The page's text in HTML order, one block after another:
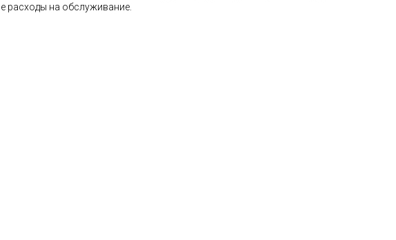
расходы на обслуживание.